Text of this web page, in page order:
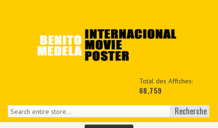
Total des Affiches:
68,759
Recherche